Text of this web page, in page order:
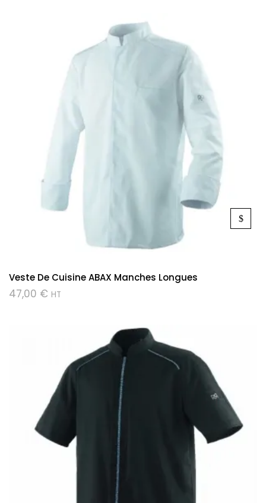
Veste De Cuisine ABAX Manches Longues
47,00 € HT